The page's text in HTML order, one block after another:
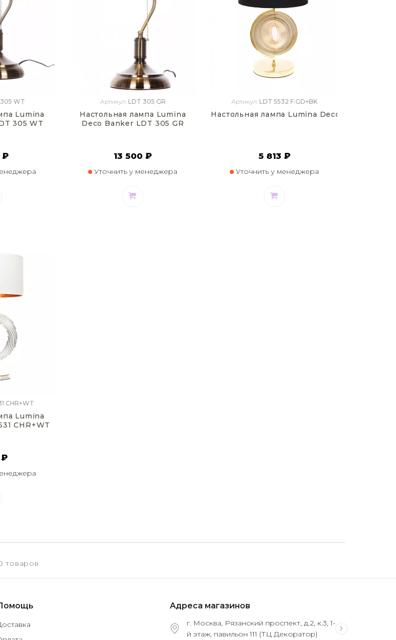
WT
Lumina
305 WT
₽
Артикул: LDT 305 GR
Настольная лампа Lumina
Deco Banker LDT 305 GR
13 500 ₽
Уточнить у менеджера
Артикул: LDT 5532 F.GD+BK
Настольная лампа Lumina Deco Monteroni
5 813 ₽
Уточнить у менеджера
CHR+WT
Lumina
CHR+WT
₽
товаров
Адреса магазинов
г. Москва, Рязанский проспект, д.2, к.3, 1-
й этаж, павильон 111 (ТЦ Декоратор)